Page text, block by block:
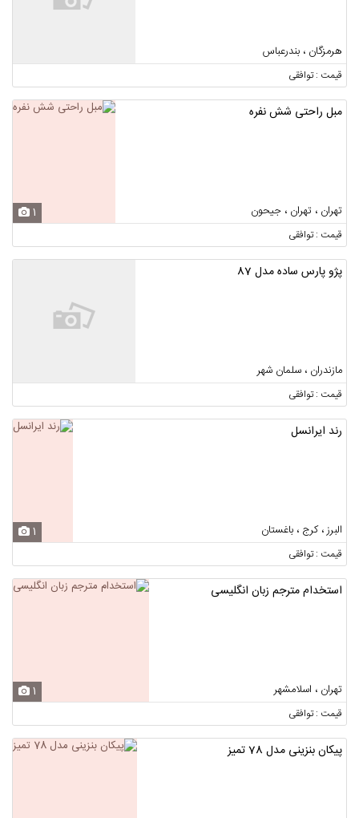
هرمزگان ، بندرعباس
قیمت : توافقی
مبل راحتی شش نفره
تهران ، تهران ، جیحون 1
قیمت : توافقی
پژو پارس ساده مدل 87
مازندران ، سلمان شهر
قیمت : توافقی
رند ایرانسل
البرز ، کرج ، باغستان 1
قیمت : توافقی
استخدام مترجم زبان انگلیسی
تهران ، اسلامشهر 1
قیمت : توافقی
پیکان بنزینی مدل 78 تمیز